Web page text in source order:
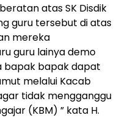
atas SK Disdik
guru tersebut di atas
mereka
guru lainya demo
bapak bapak dapat
melalui Kacab
tidak mengganggu
(KBM) ” kata H.